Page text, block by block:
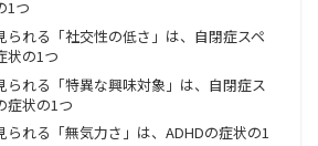
1つ
られる「社交性の低さ」は、自閉症スペ
状の1つ
られる「特異な興味対象」は、自閉症ス
症状の1つ
られる「無気力さ」は、ADHDの症状の1